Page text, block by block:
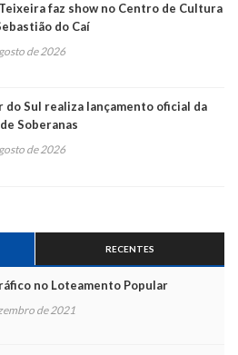
faz show no Centro de Cultura
do Caí
de 2026
do Sul realiza lançamento oficial da
Soberanas
de 2026
RECENTES
no Loteamento Popular
de 2021